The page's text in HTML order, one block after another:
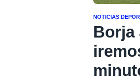
NOTICIAS
Borja